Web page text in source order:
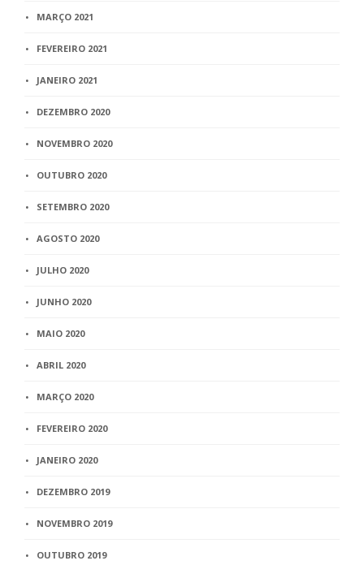
MARÇO 2021
FEVEREIRO 2021
JANEIRO 2021
DEZEMBRO 2020
NOVEMBRO 2020
OUTUBRO 2020
SETEMBRO 2020
AGOSTO 2020
JULHO 2020
JUNHO 2020
MAIO 2020
ABRIL 2020
MARÇO 2020
FEVEREIRO 2020
JANEIRO 2020
DEZEMBRO 2019
NOVEMBRO 2019
OUTUBRO 2019